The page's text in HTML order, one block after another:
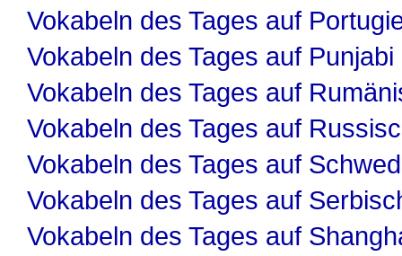
Vokabeln des Tages auf
Vokabeln des Tages auf Punjabi
Vokabeln des Tages auf
Vokabeln des Tages auf
Vokabeln des Tages auf
Vokabeln des Tages auf
Vokabeln des Tages auf